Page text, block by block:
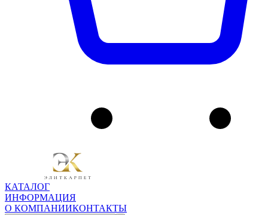
КАТАЛОГ
ИНФОРМАЦИЯ
О КОМПАНИИКОНТАКТЫ